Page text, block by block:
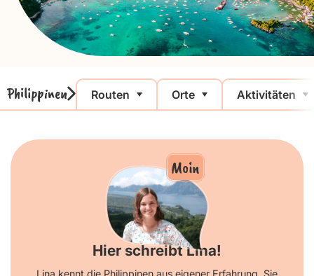
Philippinen Routen Orte Aktivitäten
Moin
Hier schreibt Lina!
Lina kennt die Philippinen aus eigener Erfahrung. Sie